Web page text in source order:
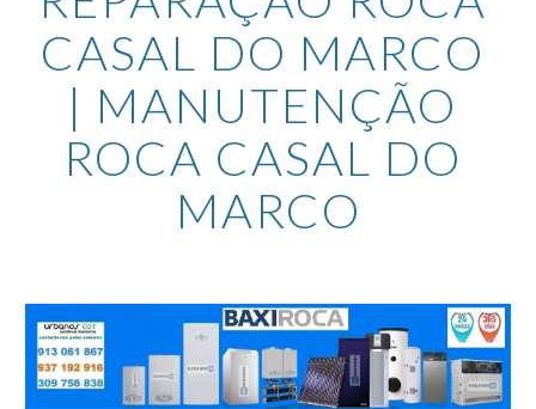
CASAL DO MARCO
| MANUTENÇÃO
ROCA CASAL DO
MARCO